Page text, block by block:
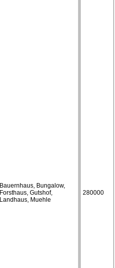
Bauernhaus, Bungalow,
Forsthaus, Gutshof,
Landhaus, Muehle
280000